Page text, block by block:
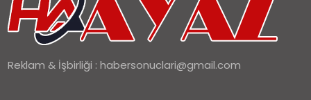
Reklam & İşbirliği :habersonuclari@gmail.com